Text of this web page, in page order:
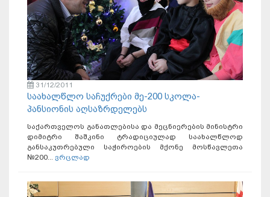
31/12/2011
საახალწლო საჩუქრები მე-200 სკოლა-
პანსიონის აღსაზრდელებს
საქართველოს განათლებისა და მეცნიერების მინისტრი
დიმიტრი შაშკინი ტრადიციულად საახალწლოდ
განსაკუთრებული საჭიროების მქონე მოსწავლეთა
№200... ვრცლად